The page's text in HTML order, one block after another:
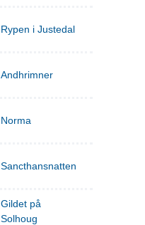
Rypen i Justedal
Andhrimner
Norma
Sancthansnatten
Gildet på
Solhoug